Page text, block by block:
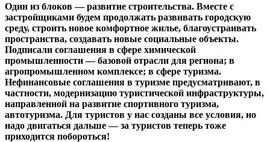
Один из блоков — развитие строительства. Вместе с
застройщиками будем продолжать развивать городскую
среду, строить новое комфортное жилье, благоустраивать
пространства, создавать новые социальные объекты.
Подписали соглашения в сфере химической
промышленности — базовой отрасли для региона; в
агропромышленном комплексе; в сфере туризма.
Нефинансовые соглашения в туризме предусматривают, в
частности, модернизацию туристической инфраструктуры,
направленной на развитие спортивного туризма,
автотуризма. Для туристов у нас созданы все условия, но
надо двигаться дальше — за туристов теперь тоже
приходится побороться!